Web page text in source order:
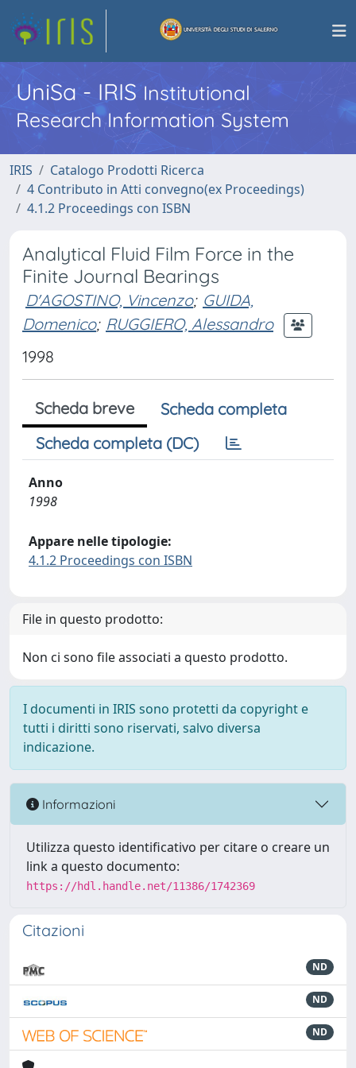
UniSa - IRISInstitutional
Research Information System
IRIS
Catalogo Prodotti Ricerca
4 Contributo in Atti convegno(ex Proceedings)
4.1.2 Proceedings con ISBN
Analytical Fluid Film Force in the
Finite Journal Bearings
D'AGOSTINO, Vincenzo; GUIDA,
Domenico; RUGGIERO, Alessandro
1998
Scheda breve
Scheda completa
Scheda completa (DC)
Anno
1998
Appare nelle tipologie:
4.1.2 Proceedings con ISBN
File in questo prodotto:
Non ci sono file associati a questo prodotto.
I documenti in IRIS sono protetti da copyright e
tutti i diritti sono riservati, salvo diversa
indicazione.
Informazioni
Utilizza questo identificativo per citare o creare un
link a questo documento:
https://hdl.handle.net/11386/1742369
Citazioni
ND
ND
ND